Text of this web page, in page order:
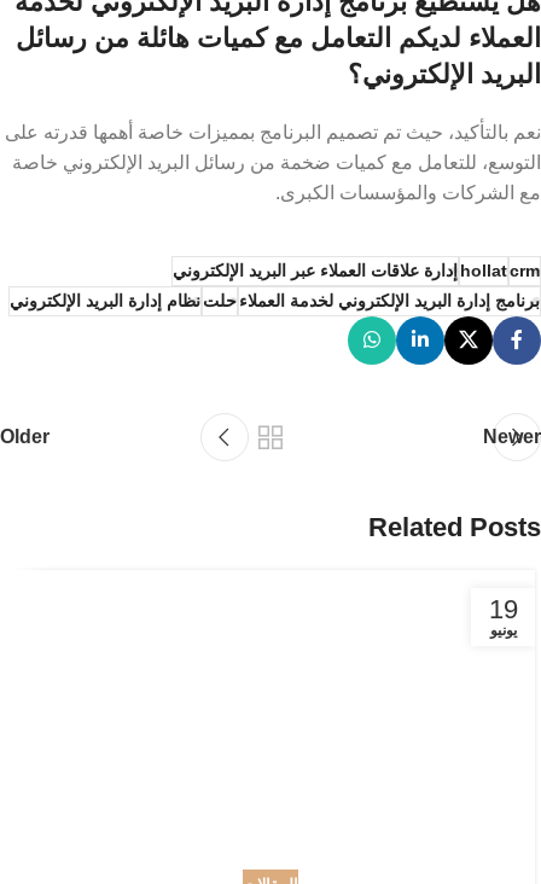
العملاء لديكم التعامل مع كميات هائلة من رسائل
البريد الإلكتروني؟
نعم بالتأكيد، حيث تم تصميم البرنامج بمميزات خاصة أهمها قدرته على
التوسع، للتعامل مع كميات ضخمة من رسائل البريد الإلكتروني خاصة
مع الشركات والمؤسسات الكبرى.
crm
hollatإدارة علاقات العملاء عبر البريد الإلكتروني
برنامج إدارة البريد الإلكتروني لخدمة العملاءحلتنظام إدارة البريد الإلكتروني
Newer
Older
Related Posts
19
يونيو